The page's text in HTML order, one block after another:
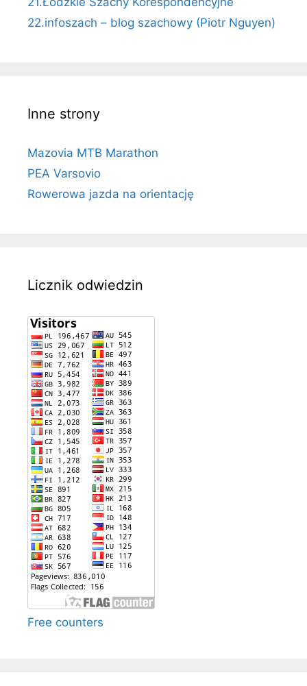
22.infoszach – blog szachowy (Piotr Nguyen)
Inne strony
Mazovia MTB Marathon
PEA Varsovio
Rowerowa jazda na orientację
Licznik odwiedzin
Free counters